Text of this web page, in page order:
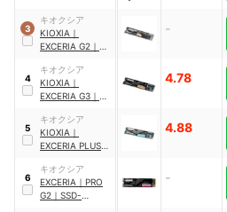
3
キオクシア
KIOXIA ｜
EXCERIA G2 ｜
CK1.0N3G2/N
-
4
キオクシア
KIOXIA ｜
EXCERIA G3 ｜
CK1.0N5G3/N
4.78
5
キオクシア
KIOXIA ｜
EXCERIA PLUS
CK1.0N5PLG4J
4.88
6
キオクシア
EXCERIA ｜ PRO
G2 ｜ SSD-
-